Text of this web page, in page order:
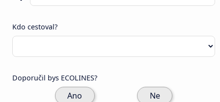
Kdo cestoval?
Doporučil bys ECOLINES?
Ano Ne